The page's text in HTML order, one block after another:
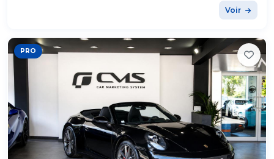
Voir
PRO